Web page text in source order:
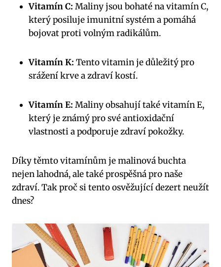
Vitamín C: Maliny jsou bohaté na vitamín C,
který posiluje imunitní systém a pomáhá
bojovat proti volným radikálům.
Vitamín K: Tento vitamin je důležitý pro
srážení krve a zdraví kostí.
Vitamín E: Maliny obsahují také vitamín E,
který je známý pro své antioxidační
vlastnosti a podporuje zdraví pokožky.
Díky těmto vitamínům je malinová buchta
nejen lahodná, ale také prospěšná pro naše
zdraví. Tak proč si tento osvěžující dezert neužít
dnes?